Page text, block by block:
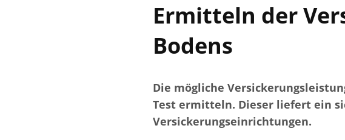
Ermitteln der
Bodens
Die mögliche
Test ermitteln. Dieser liefert ein
Versickerungseinrichtungen.